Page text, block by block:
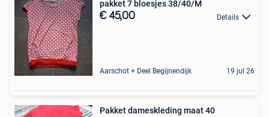
pakket 7 bloesjes 38/40/M
€ 45,00 Details
Aarschot + Deel Begijnendijk 19 jul 26
Pakket dameskleding maat 40